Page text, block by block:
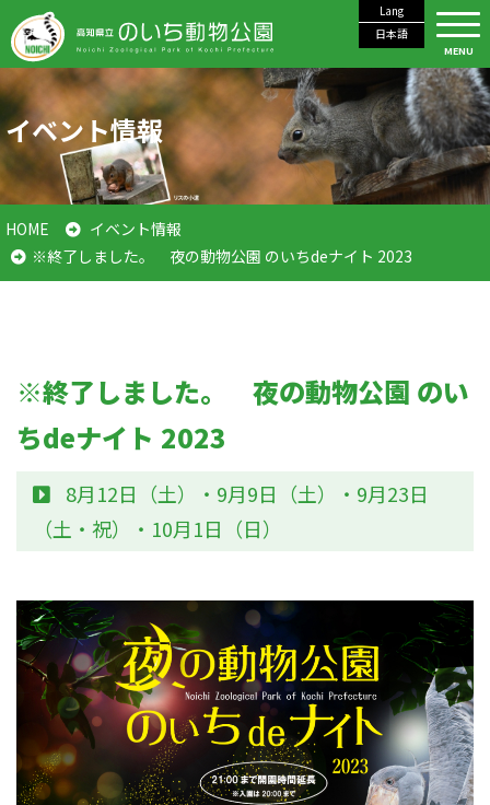
Lang
日本語
MENU
イベント情報
HOME
イベント情報
※終了しました。 夜の動物公園 のいちdeナイト 2023
※終了しました。 夜の動物公園 のい
ちdeナイト 2023
8月12日（土）・9月9日（土）・9月23日
（土・祝）・10月1日（日）